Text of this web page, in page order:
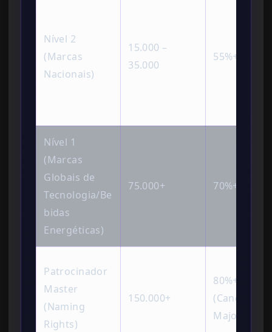
Nível 2
(Marcas
Nacionais)
15.000 –
35.000
55%+
Nível 1
(Marcas
Globais de
Tecnologia/Be
bidas
Energéticas)
75.000+ 70%+
Patrocinador
Master
(Naming
Rights)
150.000+
80%+
(Candidato
Major)